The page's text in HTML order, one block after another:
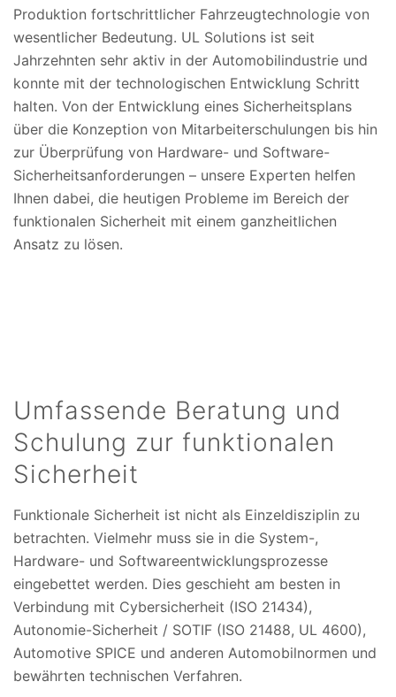
Produktion fortschrittlicher Fahrzeugtechnologie von
wesentlicher Bedeutung. UL Solutions ist seit
Jahrzehnten sehr aktiv in der Automobilindustrie und
konnte mit der technologischen Entwicklung Schritt
halten. Von der Entwicklung eines Sicherheitsplans
über die Konzeption von Mitarbeiterschulungen bis hin
zur Überprüfung von Hardware- und Software-
Sicherheitsanforderungen – unsere Experten helfen
Ihnen dabei, die heutigen Probleme im Bereich der
funktionalen Sicherheit mit einem ganzheitlichen
Ansatz zu lösen.
Umfassende Beratung und
Schulung zur funktionalen
Sicherheit
Funktionale Sicherheit ist nicht als Einzeldisziplin zu
betrachten. Vielmehr muss sie in die System-,
Hardware- und Softwareentwicklungsprozesse
eingebettet werden. Dies geschieht am besten in
Verbindung mit Cybersicherheit (ISO 21434),
Autonomie-Sicherheit / SOTIF (ISO 21488, UL 4600),
Automotive SPICE und anderen Automobilnormen und
bewährten technischen Verfahren.